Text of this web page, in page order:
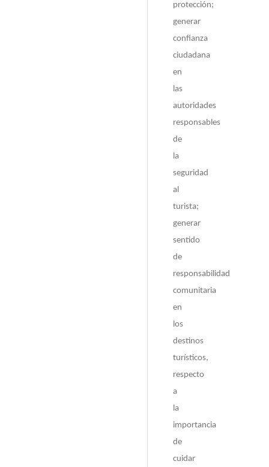
protección;
generar
confianza
ciudadana
en
las
autoridades
responsables
de
la
seguridad
al
turista;
generar
sentido
de
responsabilidad
comunitaria
en
los
destinos
turísticos,
respecto
a
la
importancia
de
cuidar